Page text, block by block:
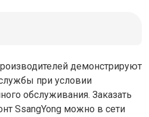
демонстрируют
при условии
обслуживания. Заказать
SsangYong можно в сети